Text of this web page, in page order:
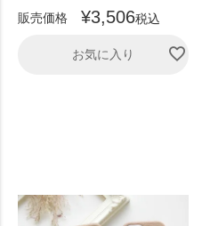
販売価格
¥3,506税込
お気に入り